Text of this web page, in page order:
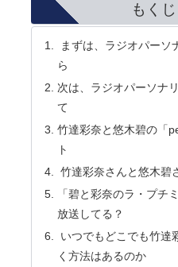
もくじ
まずは、ラジオパーソ
ら
次は、ラジオパーソナ
て
竹達彩奈と悠木碧の「
ト
竹達彩奈さんと悠木碧
「碧と彩奈のラ・プチ
放送してる？
いつでもどこでも竹達
く方法はあるのか